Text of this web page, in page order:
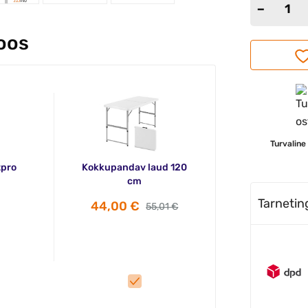
Kokkupandav laud 120
cm
44,00 € 55,01 €